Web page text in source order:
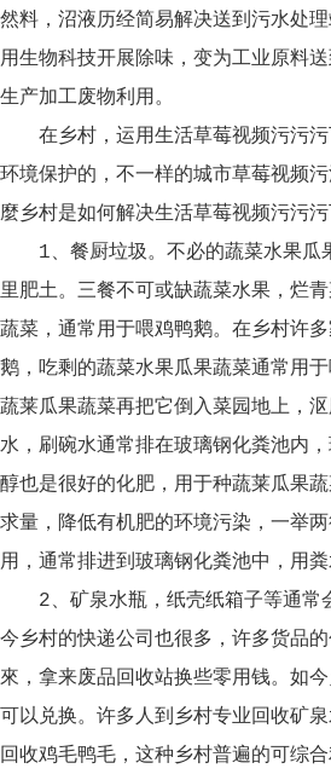
然料，沼液历经简易解决送到污水处
用生物科技开展除味，变为工业原料
生产加工废物利用。
在乡村，运用生活草莓视频污污
环境保护的，不一样的城市草莓视频
麼乡村是如何解决生活草莓视频污污污
1、餐厨垃圾。不必的蔬菜水果瓜
里肥土。三餐不可或缺蔬菜水果，烂
蔬菜，通常用于喂鸡鸭鹅。在乡村许
鹅，吃剩的蔬菜水果瓜果蔬菜通常用
蔬莱瓜果蔬菜再把它倒入菜园地上，
水，刷碗水通常排在玻璃钢化粪池内
醇也是很好的化肥，用于种蔬莱瓜果
求量，降低有机肥的环境污染，一举
用，通常排进到玻璃钢化粪池中，用粪
2、矿泉水瓶，纸壳纸箱子等通常
今乡村的快递公司也很多，许多货品
來，拿来废品回收站换些零用钱。如
可以兑换。许多人到乡村专业回收矿
回收鸡毛鸭毛，这种乡村普遍的可综